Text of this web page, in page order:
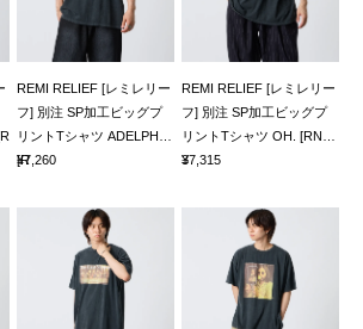
REMI RELIEF [レミレリー
フ] 別注 SP加工ビッグプ
リントTシャツ ADELPHI
[R
¥7,260
REMI RELIEF [レミレリー
フ] 別注 SP加工ビッグプ
リントTシャツ OH. [RN30
3
¥7,315